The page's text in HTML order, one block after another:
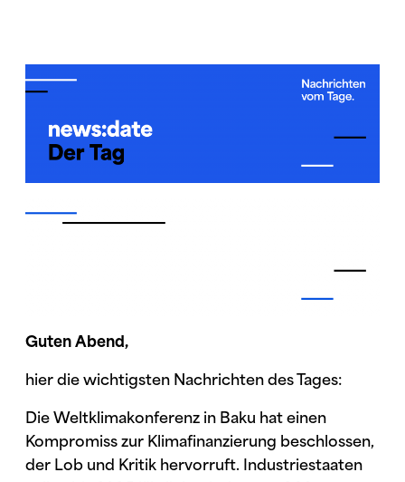
Guten Abend,
hier die wichtigsten Nachrichten des Tages:
Die Weltklimakonferenz in Baku hat einen
Kompromiss zur Klimafinanzierung beschlossen,
der Lob und Kritik hervorruft. Industriestaaten